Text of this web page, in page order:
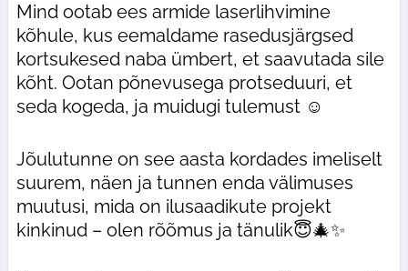
Mind ootab ees armide laserlihvimine
kõhule, kus eemaldame rasedusjärgsed
kortsukesed naba ümbert, et saavutada sile
kõht. Ootan põnevusega protseduuri, et
seda kogeda, ja muidugi tulemust ☺️
Jõulutunne on see aasta kordades imeliselt
suurem, näen ja tunnen enda välimuses
muutusi, mida on ilusaadikute projekt
kinkinud – olen rõõmus ja tänulik😇🎄✨